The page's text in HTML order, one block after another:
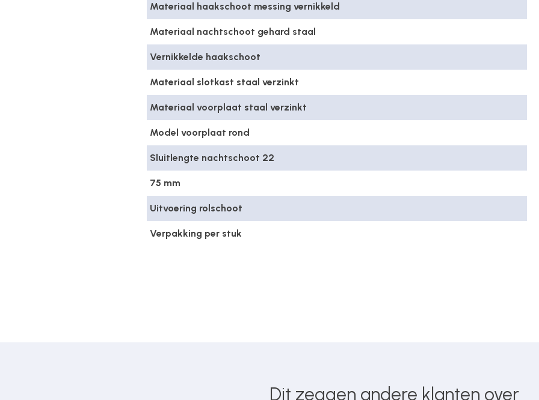
Materiaal haakschoot messing vernikkeld
Materiaal nachtschoot gehard staal
Vernikkelde haakschoot
Materiaal slotkast staal verzinkt
Materiaal voorplaat staal verzinkt
Model voorplaat rond
Sluitlengte nachtschoot 22
75 mm
Uitvoering rolschoot
Verpakking per stuk
Dit zeggen andere klanten over